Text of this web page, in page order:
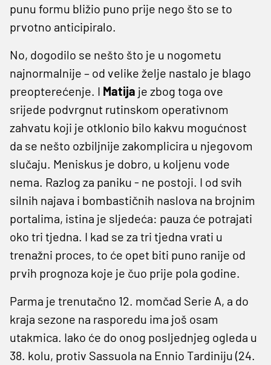
punu formu bližio puno prije nego što se to
prvotno anticipiralo.
No, dogodilo se nešto što je u nogometu
najnormalnije – od velike želje nastalo je blago
preopterećenje. I Matija je zbog toga ove
srijede podvrgnut rutinskom operativnom
zahvatu koji je otklonio bilo kakvu mogućnost
da se nešto ozbiljnije zakomplicira u njegovom
slučaju. Meniskus je dobro, u koljenu vode
nema. Razlog za paniku - ne postoji. I od svih
silnih najava i bombastičnih naslova na brojnim
portalima, istina je sljedeća: pauza će potrajati
oko tri tjedna. I kad se za tri tjedna vrati u
trenažni proces, to će opet biti puno ranije od
prvih prognoza koje je čuo prije pola godine.
Parma je trenutačno 12. momčad Serie A, a do
kraja sezone na rasporedu ima još osam
utakmica. Iako će do onog posljednjeg ogleda u
38. kolu, protiv Sassuola na Ennio Tardiniju (24.